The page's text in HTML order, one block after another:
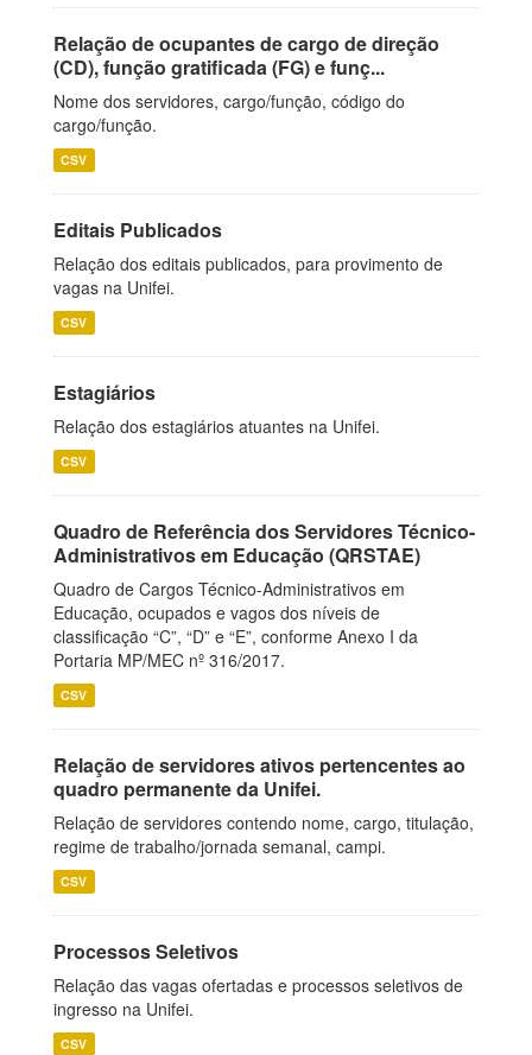
Relação de ocupantes de cargo de direção
(CD), função gratificada (FG) e funç...
Nome dos servidores, cargo/função, código do
cargo/função.
CSV
Editais Publicados
Relação dos editais publicados, para provimento de
vagas na Unifei.
CSV
Estagiários
Relação dos estagiários atuantes na Unifei.
CSV
Quadro de Referência dos Servidores Técnico-
Administrativos em Educação (QRSTAE)
Quadro de Cargos Técnico-Administrativos em
Educação, ocupados e vagos dos níveis de
classificação “C”, “D” e “E”, conforme Anexo I da
Portaria MP/MEC nº 316/2017.
CSV
Relação de servidores ativos pertencentes ao
quadro permanente da Unifei.
Relação de servidores contendo nome, cargo, titulação,
regime de trabalho/jornada semanal, campi.
CSV
Processos Seletivos
Relação das vagas ofertadas e processos seletivos de
ingresso na Unifei.
CSV